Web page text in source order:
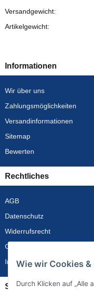
Versandgewicht:
Artikelgewicht:
Informationen
Wir über uns
Zahlungsmöglichkeiten
Versandinformationen
Sitemap
Bewerten
Rechtliches
AGB
Datenschutz
Widerrufsrecht
Gewährleistung
Impressum
Service
Wie wir Cookies &
Durch Klicken auf „Alle